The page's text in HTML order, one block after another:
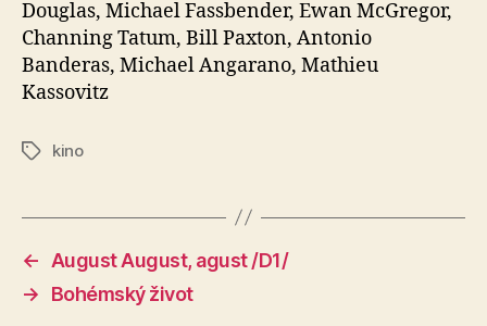
Douglas, Michael Fassbender, Ewan McGregor,
Channing Tatum, Bill Paxton, Antonio
Banderas, Michael Angarano, Mathieu
Kassovitz
Štítkykino
←
August August, agust /D1/
→
Bohémský život